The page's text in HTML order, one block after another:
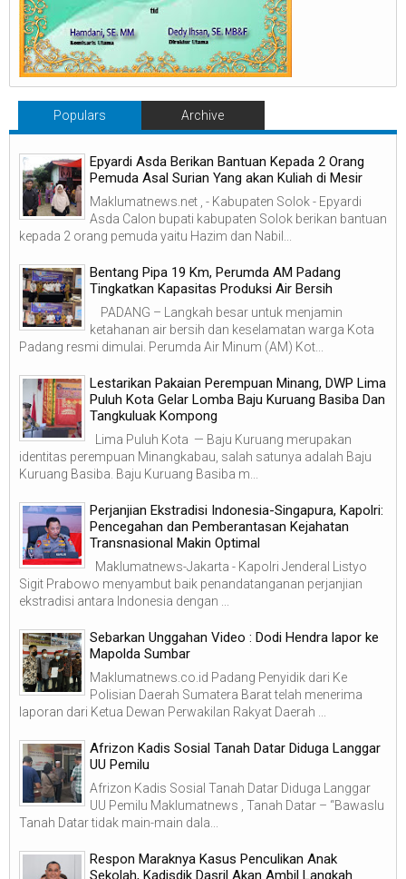
Populars Archive
Epyardi Asda Berikan Bantuan Kepada 2 Orang
Pemuda Asal Surian Yang akan Kuliah di Mesir
Maklumatnews.net , - Kabupaten Solok - Epyardi
Asda Calon bupati kabupaten Solok berikan bantuan
kepada 2 orang pemuda yaitu Hazim dan Nabil...
‎Bentang Pipa 19 Km, Perumda AM Padang
Tingkatkan Kapasitas Produksi Air Bersih
‎ ‎ PADANG – Langkah besar untuk menjamin
ketahanan air bersih dan keselamatan warga Kota
Padang resmi dimulai. Perumda Air Minum (AM) Kot...
Lestarikan Pakaian Perempuan Minang, DWP Lima
Puluh Kota Gelar Lomba Baju Kuruang Basiba Dan
Tangkuluak Kompong
Lima Puluh Kota — Baju Kuruang merupakan
identitas perempuan Minangkabau, salah satunya adalah Baju
Kuruang Basiba. Baju Kuruang Basiba m...
Perjanjian Ekstradisi Indonesia-Singapura, Kapolri:
Pencegahan dan Pemberantasan Kejahatan
Transnasional Makin Optimal
Maklumatnews-Jakarta - Kapolri Jenderal Listyo
Sigit Prabowo menyambut baik penandatanganan perjanjian
ekstradisi antara Indonesia dengan ...
Sebarkan Unggahan Video : Dodi Hendra lapor ke
Mapolda Sumbar
Maklumatnews.co.id Padang Penyidik dari Ke
Polisian Daerah Sumatera Barat telah menerima
laporan dari Ketua Dewan Perwakilan Rakyat Daerah ...
Afrizon Kadis Sosial Tanah Datar Diduga Langgar
UU Pemilu
Afrizon Kadis Sosial Tanah Datar Diduga Langgar
UU Pemilu Maklumatnews , Tanah Datar – “Bawaslu
Tanah Datar tidak main-main dala...
Respon Maraknya Kasus Penculikan Anak
Sekolah, Kadisdik Dasril Akan Ambil Langkah